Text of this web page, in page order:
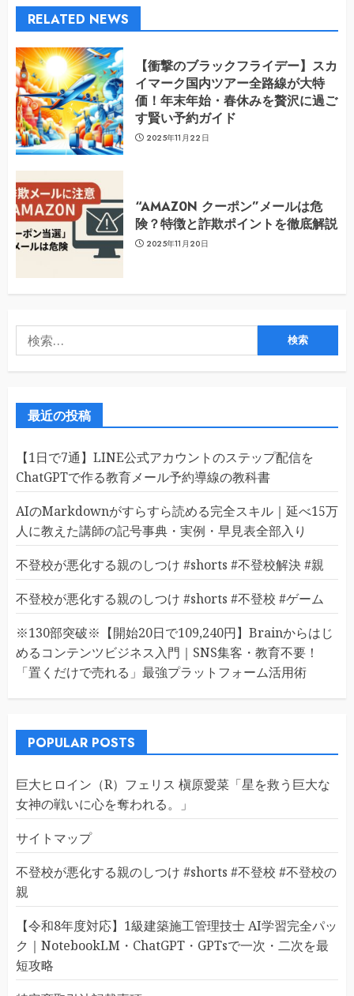
RELATED NEWS
【衝撃のブラックフライデー】スカ
イマーク国内ツアー全路線が大特
価！年末年始・春休みを贅沢に過ご
す賢い予約ガイド
2025年11月22日
“AMAZ0N クーポン”メールは危
険？特徴と詐欺ポイントを徹底解説
2025年11月20日
索:
最近の投稿
【1日で7通】LINE公式アカウントのステップ配信を
ChatGPTで作る教育メール予約導線の教科書
AIのMarkdownがすらすら読める完全スキル｜延べ15万
人に教えた講師の記号事典・実例・早見表全部入り
不登校が悪化する親のしつけ #shorts #不登校解決 #親
不登校が悪化する親のしつけ #shorts #不登校 #ゲーム
※130部突破※【開始20日で109,240円】Brainからはじ
めるコンテンツビジネス入門｜SNS集客・教育不要！
「置くだけで売れる」最強プラットフォーム活用術
POPULAR POSTS
巨大ヒロイン（R）フェリス 槇原愛菜「星を救う巨大な
女神の戦いに心を奪われる。」
サイトマップ
不登校が悪化する親のしつけ #shorts #不登校 #不登校の
親
【令和8年度対応】1級建築施工管理技士 AI学習完全パッ
ク｜NotebookLM・ChatGPT・GPTsで一次・二次を最
短攻略